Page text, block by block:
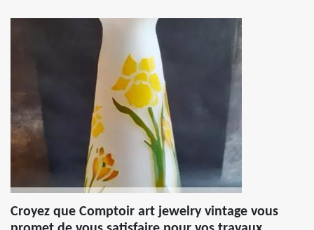
Croyez que Comptoir art jewelry vintage vous